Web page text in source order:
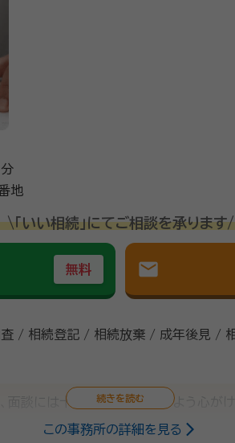
地
\「いい相続」にてご相談を承ります/
無料 mail
/ 相続登記 / 相続放棄 / 成年後見 /
面談には十分の時間をかけるよう心がけ
この事務所の詳細を見る